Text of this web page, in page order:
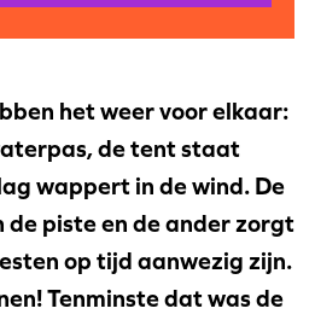
het weer voor elkaar:
de tent staat
wappert in de wind. De
de piste en de ander zorgt
op tijd aanwezig zijn.
Tenminste dat was de